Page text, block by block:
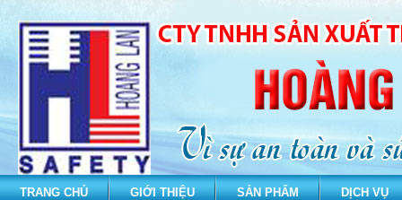
TRANG CHỦ GIỚI THIỆU SẢN PHẨM DỊCH VỤ